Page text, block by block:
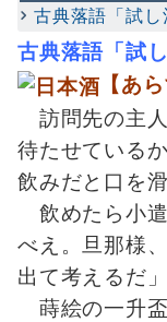
古典落語「試し
古典落語「試
【あ
訪問先の主
待たせている
飲みだと口を
飲めたら小
べえ。旦那様
出て考えるだ」
蒔絵の一升